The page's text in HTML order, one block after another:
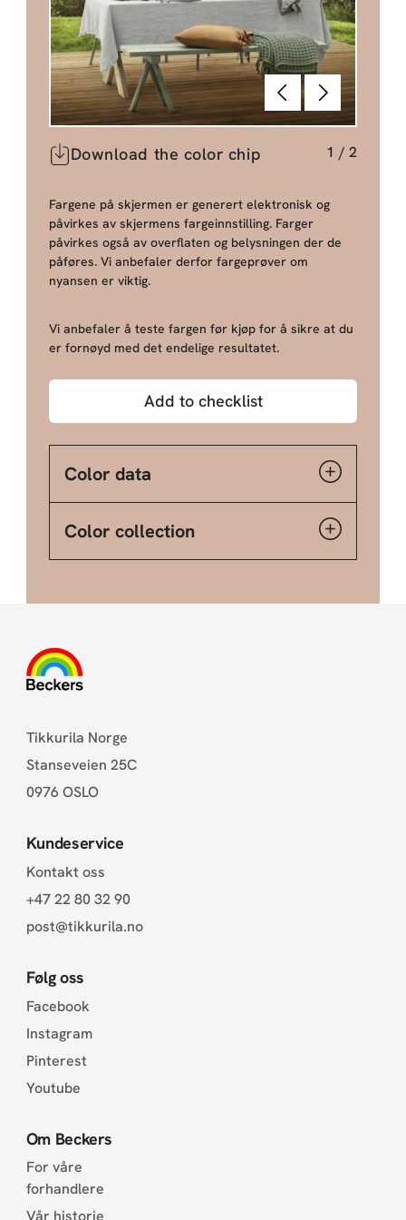
TilbakeNeste
Download the color chip 1 / 2
Fargene på skjermen er generert elektronisk og
påvirkes av skjermens fargeinnstilling. Farger
påvirkes også av overflaten og belysningen der de
påføres. Vi anbefaler derfor fargeprøver om
nyansen er viktig.
Vi anbefaler å teste fargen før kjøp for å sikre at du
er fornøyd med det endelige resultatet.
Add to checklist
Color data
Color collection
Tikkurila Norge
Stanseveien 25C
0976 OSLO
Kundeservice
Kontakt oss
+47 22 80 32 90
post@tikkurila.no
Følg oss
Facebook
Instagram
Pinterest
Youtube
Om Beckers
For våre
forhandlere
Vår historie